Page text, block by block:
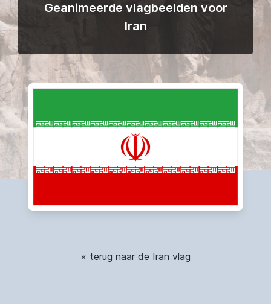
Geanimeerde vlagbeelden voor
Iran
« terug naar de Iran vlag